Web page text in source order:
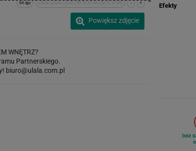
+
-
x:0cm y:0cm | (0,0) (5676,3734) (5676,3734)
94 dpi
Powiększ zdjęcie
WNĘTRZ?
Partnerskiego.
biuro@ulala.com.pl
Efekty